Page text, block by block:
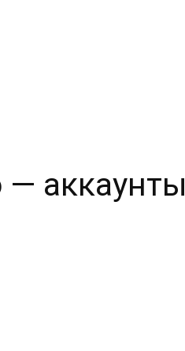
— аккаунты